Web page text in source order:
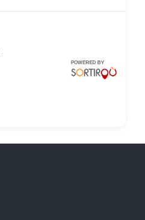
POWERED BY